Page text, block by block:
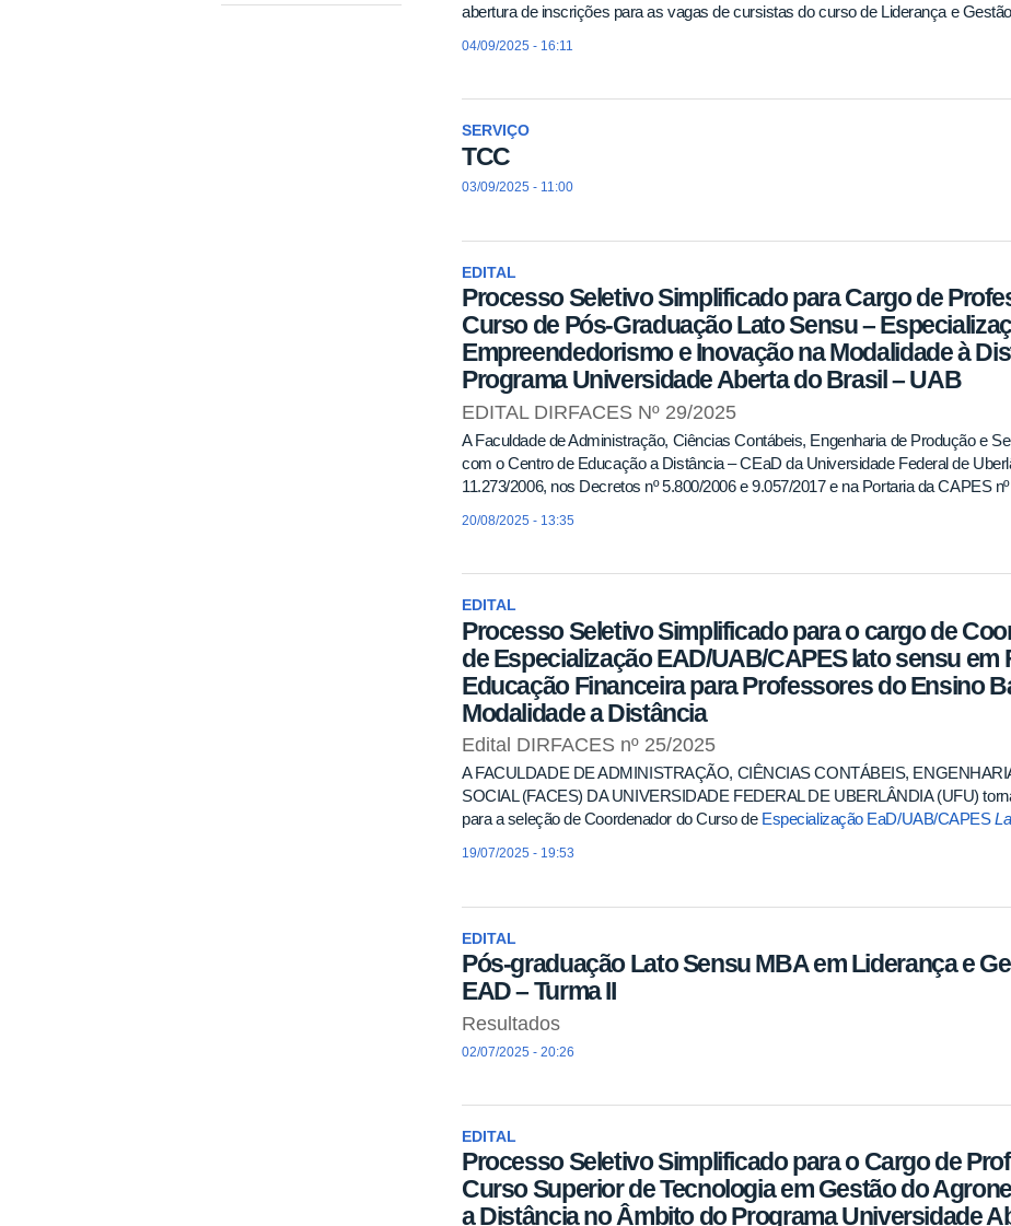
abertura de inscrições para as vagas de cursistas do curso de Liderança e Gestão
04/09/2025 - 16:11
SERVIÇO
TCC
03/09/2025 - 11:00
EDITAL
Processo Seletivo Simplificado para Cargo de
Curso de Pós-Graduação Lato Sensu –
Empreendedorismo e Inovação na Modalidade à
Programa Universidade Aberta do Brasil – UAB
EDITAL DIRFACES Nº 29/2025
A Faculdade de Administração, Ciências Contábeis, Engenharia de Produção e
com o Centro de Educação a Distância – CEaD da Universidade Federal de
11.273/2006, nos Decretos nº 5.800/2006 e 9.057/2017 e na Portaria da CAPES
20/08/2025 - 13:35
EDITAL
Processo Seletivo Simplificado para o cargo de
de Especialização EAD/UAB/CAPES lato sensu em
Educação Financeira para Professores do Ensino
Modalidade a Distância
Edital DIRFACES nº 25/2025
A FACULDADE DE ADMINISTRAÇÃO, CIÊNCIAS CONTÁBEIS,
SOCIAL (FACES) DA UNIVERSIDADE FEDERAL DE UBERLÂNDIA (UFU)
para a seleção de Coordenador do Curso de Especialização EaD/UAB/CAPES
19/07/2025 - 19:53
EDITAL
Pós-graduação Lato Sensu MBA em Liderança e
EAD – Turma II
Resultados
02/07/2025 - 20:26
EDITAL
Processo Seletivo Simplificado para o Cargo de
Curso Superior de Tecnologia em Gestão do
a Distância no Âmbito do Programa Universidade